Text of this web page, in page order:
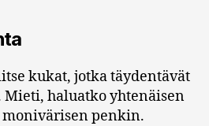
kukat, jotka täydentävät
haluatko yhtenäisen
penkin.